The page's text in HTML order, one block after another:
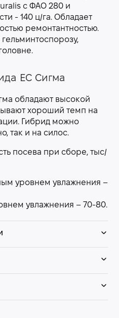
с ФАО 280 и
- 140 ц/га. Обладает
ремонтантностью.
ЕС Сигма
обладают высокой
хороший темп на
Гибрид можно
так и на силос.
посева при сборе, тыс/
уровнем увлажнения –
увлажнения – 70-80.